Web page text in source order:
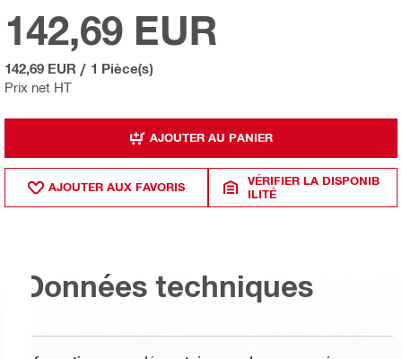
Prix net HT
142,69 EUR
142,69 EUR / 1 Pièce(s)
AJOUTER AU PANIER
AJOUTER AUX FAVORIS
VÉRIFIER LA DISPONIB
ILITÉ
Données techniques